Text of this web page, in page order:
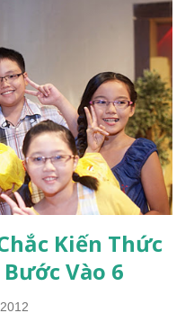
này con đã nhận thức được
tuy nhiên ước mơ ấy của
cao nếu không có sự giúp
Bạn đã từng lo lắng: > Con
được làm cách nào để biến
ham chơi, đôi lúc lơ là
Kiến Thức
Vào 6